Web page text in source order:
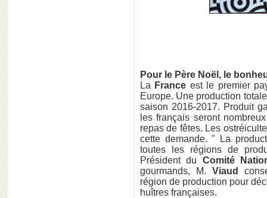
Pour le Père Noël, le
La France est le premier
Europe. Une production
saison 2016-2017. Produit
les français seront
repas de fêtes. Les
cette demande. " La
toutes les régions de
Président du Comité
gourmands, M. Viaud
région de production pour
huîtres françaises.